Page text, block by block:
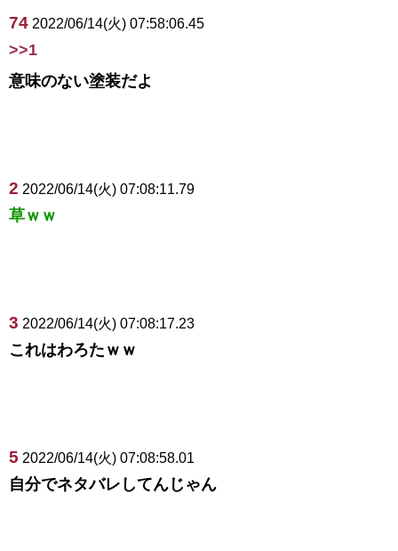
74 2022/06/14(火) 07:58:06.45
>>1
意味のない塗装だよ
2 2022/06/14(火) 07:08:11.79
草ｗｗ
3 2022/06/14(火) 07:08:17.23
これはわろたｗｗ
5 2022/06/14(火) 07:08:58.01
自分でネタバレしてんじゃん